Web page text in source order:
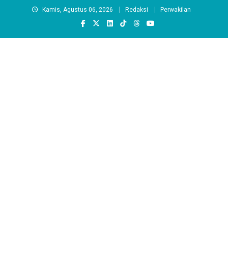
Kamis, Agustus 06, 2026 Redaksi Perwakilan